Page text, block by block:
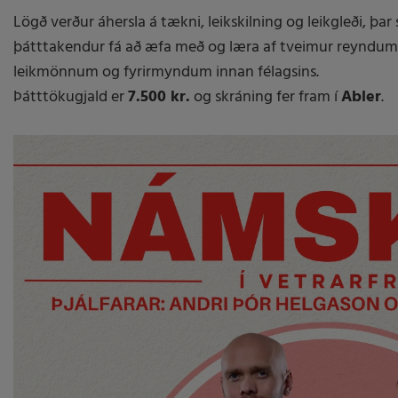
Lögð verður áhersla á tækni, leikskilning og leikgleði, þar
þátttakendur fá að æfa með og læra af tveimur reyndum
leikmönnum og fyrirmyndum innan félagsins.
Þátttökugjald er7.500 kr. og skráning fer fram íAbler.